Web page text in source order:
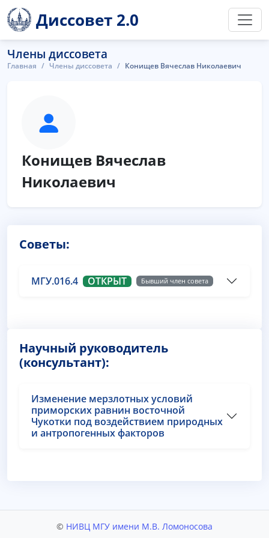
Диссовет 2.0
Члены диссовета
Главная Члены диссовета Конищев Вячеслав Николаевич
Конищев Вячеслав
Николаевич
Советы:
МГУ.016.4 ОТКРЫТ Бывший член совета
Научный руководитель
(консультант):
Изменение мерзлотных условий
приморских равнин восточной
Чукотки под воздействием природных
и антропогенных факторов
© НИВЦ МГУ имени М.В. Ломоносова